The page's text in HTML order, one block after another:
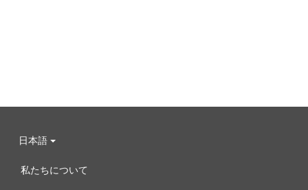
日本語
私たちについて